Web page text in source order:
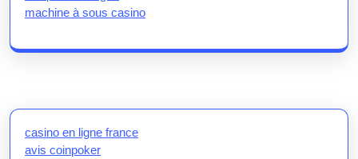
machine à sous casino
casino en ligne france
avis coinpoker